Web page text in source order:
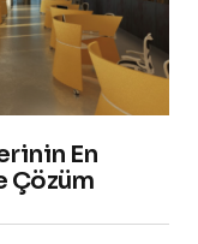
En
Çözüm